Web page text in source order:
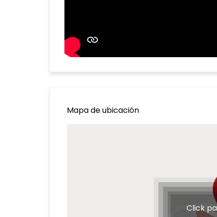
Mapa de ubicación
Click